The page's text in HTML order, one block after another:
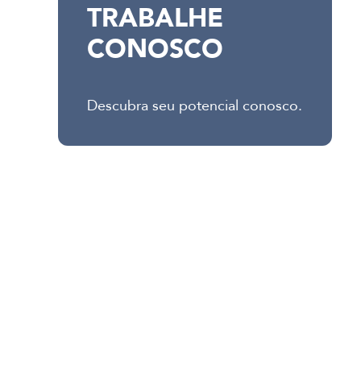
TRABALHE
CONOSCO
Descubra seu potencial conosco.